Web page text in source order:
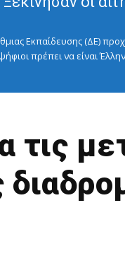
Εκπαίδευσης (ΔΕ)
πρέπει να είναι
τις